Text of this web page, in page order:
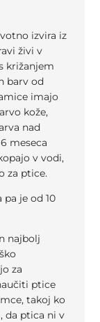
izvira iz
živi v
križanjem
barv od
imajo
kože,
nad
meseca
v vodi,
za ptice.
pa je od 10
najbolj
za
ptice
takoj ko
da ptica ni v